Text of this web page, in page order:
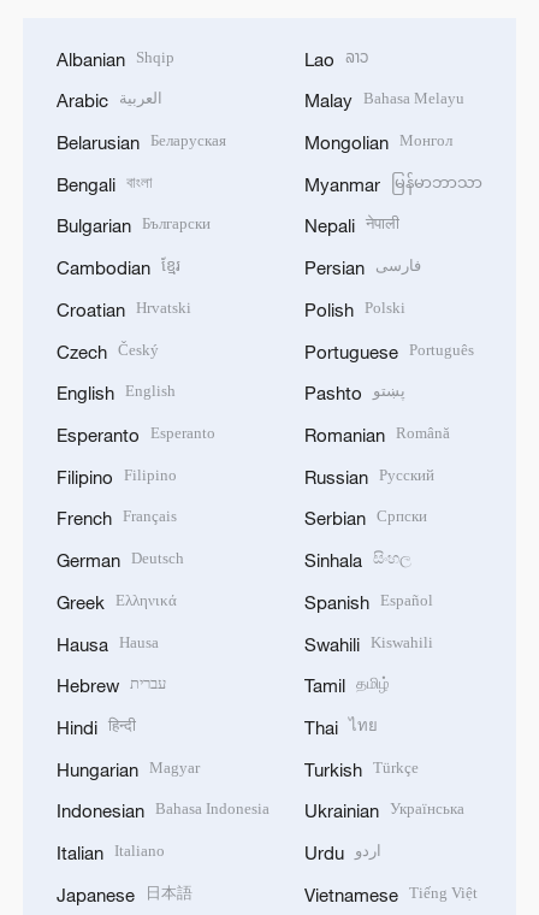
Albanian Shqip
Arabic العربية
Belarusian Беларуская
Bengali বাংলা
Bulgarian Български
Cambodian ខ្មែរ
Croatian Hrvatski
Czech Český
English English
Esperanto Esperanto
Filipino Filipino
French Français
German Deutsch
Greek Ελληνικά
Hausa Hausa
Hebrew עברית
Hindi हिन्दी
Hungarian Magyar
Indonesian Bahasa Indonesia
Italian Italiano
Japanese 日本語
Lao ລາວ
Malay Bahasa Melayu
Mongolian Монгол
Myanmar မြန်မာဘာသာ
Nepali नेपाली
Persian فارسی
Polish Polski
Portuguese Português
Pashto پښتو
Romanian Română
Russian Русский
Serbian Српски
Sinhala සිංහල
Spanish Español
Swahili Kiswahili
Tamil தமிழ்
Thai ไทย
Turkish Türkçe
Ukrainian Українська
Urdu اردو
Vietnamese Tiếng Việt